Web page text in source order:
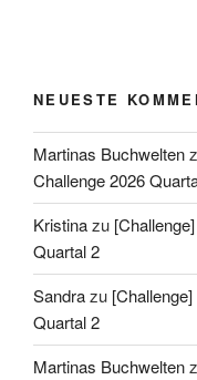
NEUESTE
Martinas Buchwelten
Challenge 2026
Kristinazu
Quartal 2
Sandrazu
Quartal 2
Martinas Buchwelten